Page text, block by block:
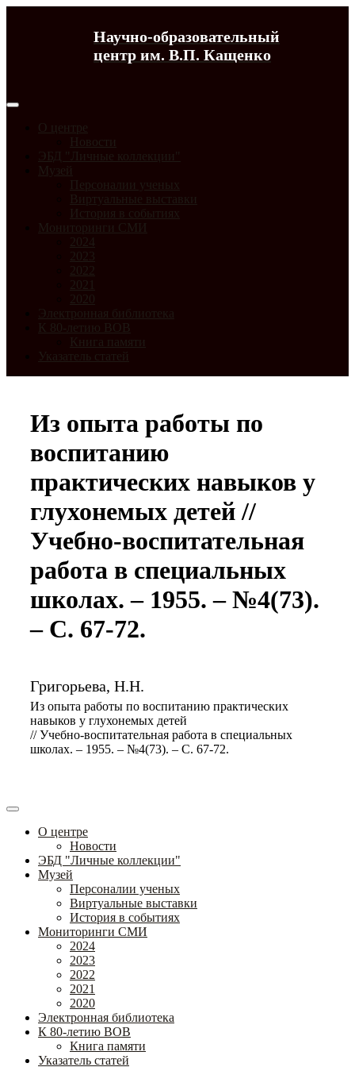
Научно-образовательный
центр им. В.П. Кащенко
О центре
Новости
ЭБД "Личные коллекции"
Музей
Персоналии ученых
Виртуальные выставки
История в событиях
Мониторинги СМИ
2024
2023
2022
2021
2020
Электронная библиотека
К 80-летию ВОВ
Книга памяти
Указатель статей
Из опыта работы по
воспитанию
практических навыков у
глухонемых детей //
Учебно-воспитательная
работа в специальных
школах. – 1955. – №4(73).
– С. 67-72.
Григорьева, Н.Н.
Из опыта работы по воспитанию практических
навыков у глухонемых детей
// Учебно-воспитательная работа в специальных
школах. – 1955. – №4(73). – С. 67-72.
О центре
Новости
ЭБД "Личные коллекции"
Музей
Персоналии ученых
Виртуальные выставки
История в событиях
Мониторинги СМИ
2024
2023
2022
2021
2020
Электронная библиотека
К 80-летию ВОВ
Книга памяти
Указатель статей